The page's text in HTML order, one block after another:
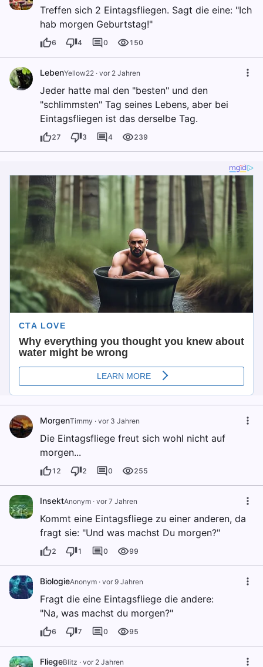
Treffen sich 2 Eintagsfliegen. Sagt die eine: "Ich
hab morgen Geburtstag!"
6 4 0 150
LebenYellow22 · vor 2 Jahren
Jeder hatte mal den "besten" und den
"schlimmsten" Tag seines Lebens, aber bei
Eintagsfliegen ist das derselbe Tag.
27 3 4 239
MorgenTirnmy · vor 3 Jahren
Die Eintagsfliege freut sich wohl nicht auf
morgen...
12 2 0 255
InsektAnonym · vor 7 Jahren
Kommt eine Eintagsfliege zu einer anderen, da
fragt sie: "Und was machst Du morgen?"
2 1 0 99
BiologieAnonym · vor 9 Jahren
Fragt die eine Eintagsfliege die andere:
"Na, was machst du morgen?"
6 7 0 95
FliegeBlitz · vor 2 Jahren